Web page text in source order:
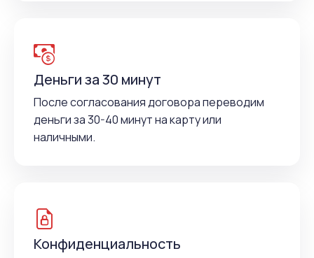
Деньги за 30 минут
После согласования договора переводим
деньги за 30-40 минут на карту или
наличными.
Конфиденциальность